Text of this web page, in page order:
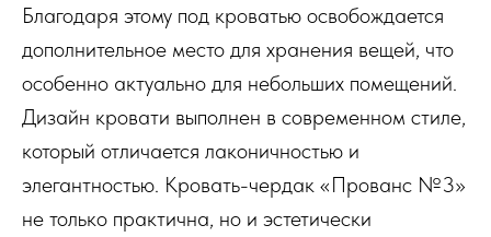
Благодаря этому под кроватью освобождается
дополнительное место для хранения вещей, что
особенно актуально для небольших помещений.
Дизайн кровати выполнен в современном стиле,
который отличается лаконичностью и
элегантностью. Кровать-чердак «Прованс №3»
не только практична, но и эстетически